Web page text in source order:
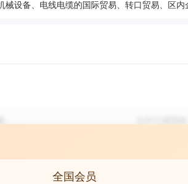
全国会员